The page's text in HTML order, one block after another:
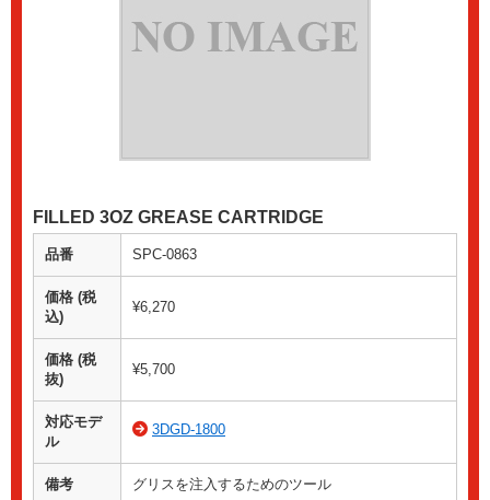
FILLED 3OZ GREASE CARTRIDGE
品番 SPC-0863
価格 (税
込)
¥6,270
価格 (税
抜)
¥5,700
対応モデ
ル
3DGD-1800
備考 グリスを注入するためのツール